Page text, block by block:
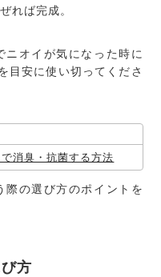
れば完成。
ニオイが気になった時に
目安に使い切ってくださ
消臭・抗菌する方法
際の選び方のポイントを
方